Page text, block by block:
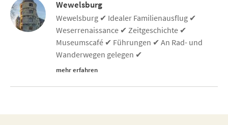
Wewelsburg
Wewelsburg ✔ Idealer Familienausflug ✔
Weserrenaissance ✔ Zeitgeschichte ✔
Museumscafé ✔ Führungen ✔ An Rad- und
Wanderwegen gelegen ✔
mehr erfahren